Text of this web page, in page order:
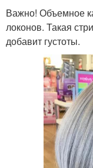
Важно! Объемное
локонов. Такая
добавит густоты.